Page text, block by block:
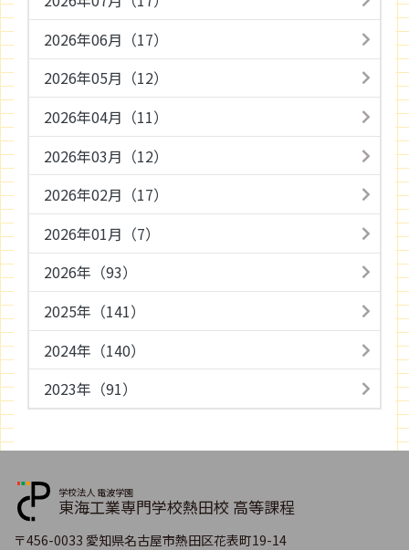
2026年06月（17）
2026年05月（12）
2026年04月（11）
2026年03月（12）
2026年02月（17）
2026年01月（7）
2026年（93）
2025年（141）
2024年（140）
2023年（91）
学校法人 電波学園
東海工業専門学校熱田校 高等課程
〒456-0033 愛知県名古屋市熱田区花表町19-14